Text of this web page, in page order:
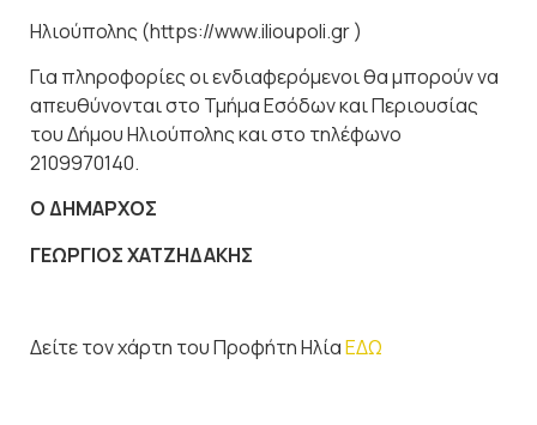
Ηλιούπολης (https://www.ilioupoli.gr )
Για πληροφορίες οι ενδιαφερόμενοι θα μπορούν να
απευθύνονται στο Τμήμα Εσόδων και Περιουσίας
του Δήμου Ηλιούπολης και στο τηλέφωνο
2109970140.
ΟΔΗΜΑΡΧΟΣ
ΓΕΩΡΓΙΟΣΧΑΤΖΗΔΑΚΗΣ
Δείτε τον χάρτη του Προφήτη ΗλίαΕΔΩ